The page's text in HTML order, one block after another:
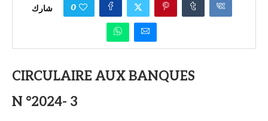
شارك 0
CIRCULAIRE AUX BANQUES
N °2024- 3